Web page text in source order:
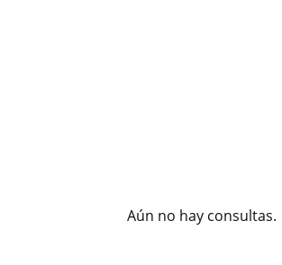
Aún no hay consultas.